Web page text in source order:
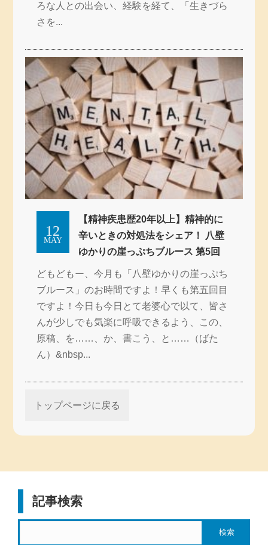
ろな人との出会い、経験を経て、「生きづら
さを...
MAY
12
【精神疾患歴20年以上】精神的に
辛いときの対処法をシェア！ 八壁
ゆかりの崖っぷちブルース 第5回
どもどもー、今月も「八壁ゆかりの崖っぷち
ブルース」のお時間ですよ！早くも第五回目
ですよ！今日も今日とて老婆心で以て、皆さ
んが少しでも気楽に呼吸できるよう、この、
原稿、を……、か、書こう、と……（ばた
ん）&nbsp...
トップページに戻る
記事検索